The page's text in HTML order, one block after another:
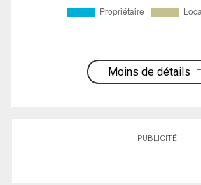
Moins de détails
PUBLICITÉ